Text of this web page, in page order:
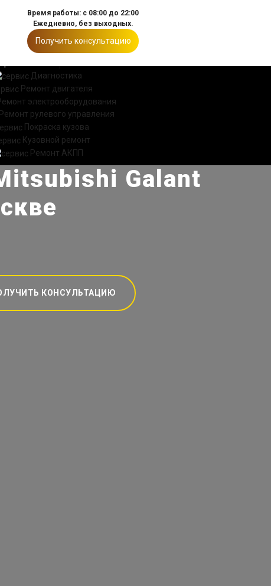
Время работы: с 08:00 до 22:00
Ежедневно, без выходных.
Получить консультацию
Диагностика
Ремонт двигателя
электрооборудования
Ремонт рулевого управления
Покраска кузова
Кузовной ремонт
Ремонт АКПП
Galant
КОНСУЛЬТАЦИЮ